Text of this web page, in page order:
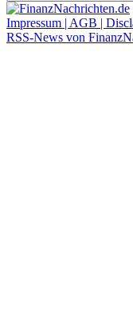
Impressum | AGB |
RSS-News von